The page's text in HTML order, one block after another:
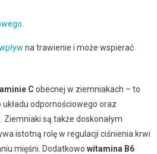
na trawienie i może wspierać
C obecnej w ziemniakach – to
odpornościowego oraz
są także doskonałym
istotną rolę w regulacji ciśnienia krwi
mięśni. Dodatkowo witamina B6